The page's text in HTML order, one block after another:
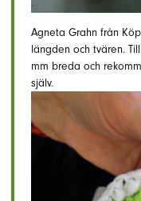
Agneta Grahn från
längden och tvären.
mm breda och
själv.